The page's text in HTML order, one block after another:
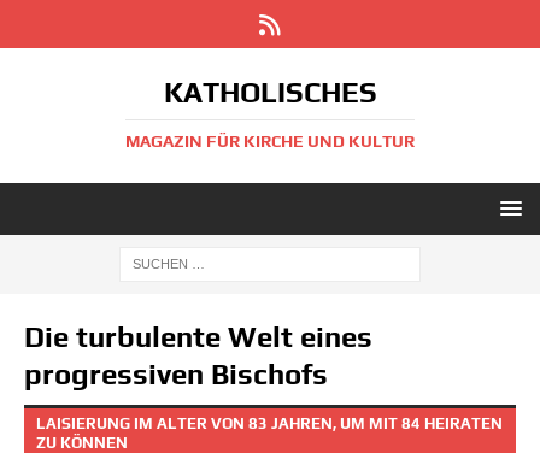
KATHOLISCHES
MAGAZIN FÜR KIRCHE UND KULTUR
Die turbulente Welt eines
progressiven Bischofs
LAISIERUNG IM ALTER VON 83 JAHREN, UM MIT 84 HEIRATEN
ZU KÖNNEN